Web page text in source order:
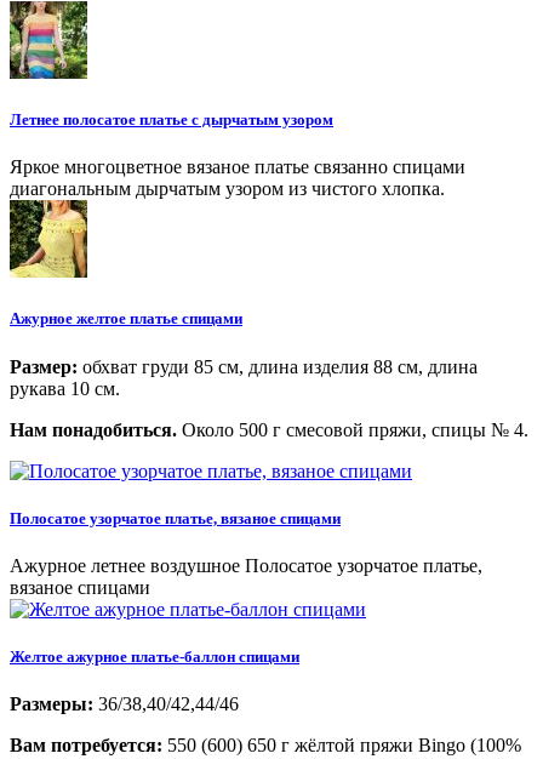
Летнее полосатое платье с дырчатым узором
Яркое многоцветное вязаное платье связанно спицами
диагональным дырчатым узором из чистого хлопка.
Ажурное желтое платье спицами
Размер: обхват груди 85 см, длина изделия 88 см, длина
рукава 10 см.
Нам понадобиться. Около 500 г смесовой пряжи, спицы № 4.
Полосатое узорчатое платье, вязаное спицами
Ажурное летнее воздушное Полосатое узорчатое платье,
вязаное спицами
Желтое ажурное платье-баллон спицами
Размеры: 36/38,40/42,44/46
Вам потребуется: 550 (600) 650 г жёлтой пряжи Bingo (100%